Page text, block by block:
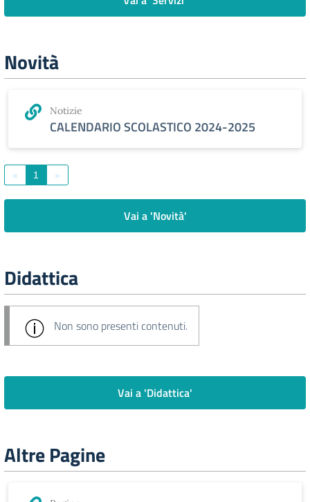
Novità
Notizie
CALENDARIO SCOLASTICO 2024-2025
« 1 »
Vai a 'Novità'
Didattica
Non sono presenti contenuti.
Vai a 'Didattica'
Altre Pagine